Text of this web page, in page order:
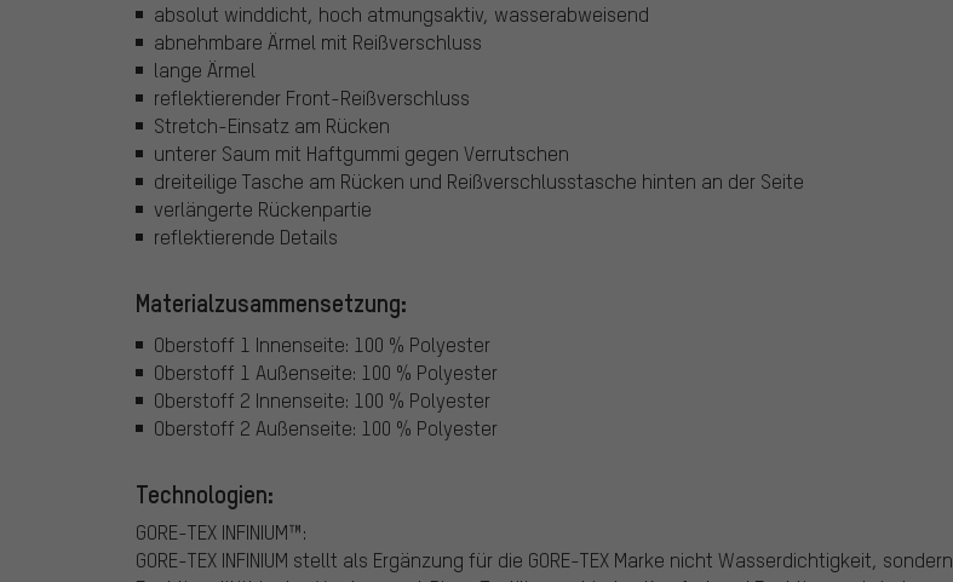
absolut winddicht, hoch atmungsaktiv, wasserabweisend
abnehmbare Ärmel mit Reißverschluss
lange Ärmel
reflektierender Front-Reißverschluss
Stretch-Einsatz am Rücken
unterer Saum mit Haftgummi gegen Verrutschen
dreiteilige Tasche am Rücken und Reißverschlusstasche hinten an der Seite
verlängerte Rückenpartie
reflektierende Details
Materialzusammensetzung:
Oberstoff 1 Innenseite: 100 % Polyester
Oberstoff 1 Außenseite: 100 % Polyester
Oberstoff 2 Innenseite: 100 % Polyester
Oberstoff 2 Außenseite: 100 % Polyester
Technologien:
GORE-TEX INFINIUM™:
GORE-TEX INFINIUM stellt als Ergänzung für die GORE-TEX Marke nicht Wasserdichtigkeit, sondern